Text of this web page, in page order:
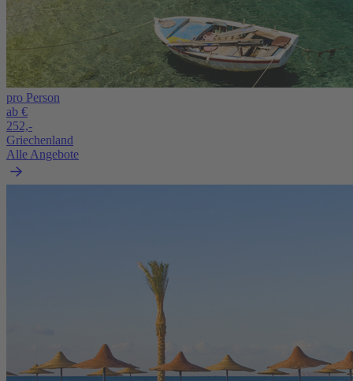
pro Person
ab €
252,-
Griechenland
Alle Angebote